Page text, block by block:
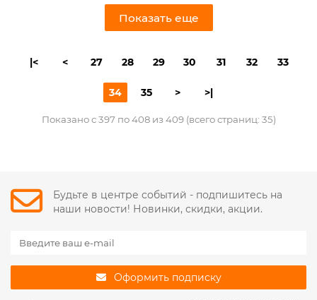
Показать еще
|< < 27 28 29 30 31 32 33
34 35 > >|
Показано с 397 по 408 из 409 (всего страниц: 35)
Будьте в центре событий - подпишитесь на
наши новости! Новинки, скидки, акции.
Оформить подписку